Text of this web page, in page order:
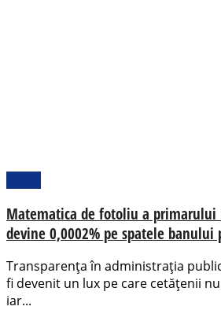
Matematica de fotoliu a primarului
devine 0,0002% pe spatele banului
Transparența în administrația
fi devenit un lux pe care cetățenii
iar...